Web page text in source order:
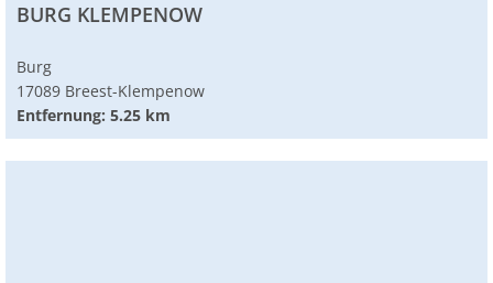
BURG KLEMPENOW
Burg
17089 Breest-Klempenow
Entfernung: 5.25 km